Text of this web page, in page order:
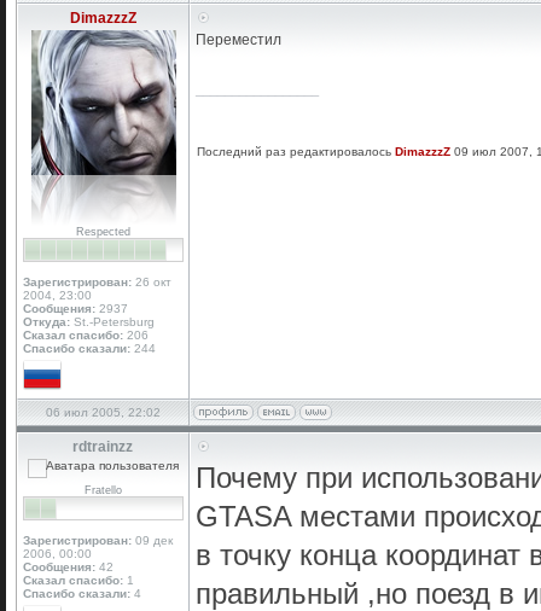
DimazzzZ
Respected
Зарегистрирован: 26 окт
2004, 23:00
Сообщения: 2937
Откуда: St.-Petersburg
Сказал спасибо: 206
Спасибо сказали: 244
Переместил
Последний раз редактировалось DimazzzZ 09 июл 2007,
06 июл 2005, 22:02
rdtrainzz
Fratello
Зарегистрирован: 09 дек
2006, 00:00
Сообщения: 42
Сказал спасибо: 1
Спасибо сказали: 4
Почему при
GTASA местами
в точку конца координат
правильный ,но поезд в